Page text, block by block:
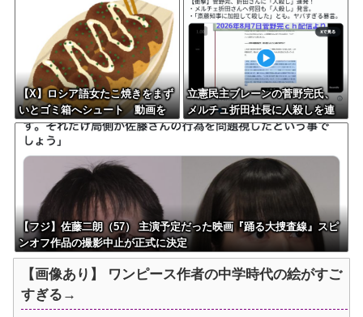
【X】ロシア語女たこ焼きをまず
いとゴミ箱へシュート 動画を
公開
立憲民主ブレーンの菅野完氏、
メルチュ折田社長に人殺しを連
呼
【フジ】佐藤二朗（57） 主演予定だった映画『踊る大捜査線』スピ
ンオフ作品の撮影中止が正式に決定
【画像あり】 ワンピース作者の中学時代の絵がすご
すぎる→